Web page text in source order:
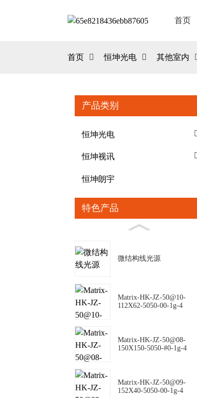
首页
首页 恒坤光电 其他室内
产品类别
恒坤光电
恒坤视讯
恒坤朗宇
特色产品
微结构线光源
Matrix-HK-JZ-50@10-
112X62-5050-00-1g-4
Matrix-HK-JZ-50@08-
150X150-5050-#0-1g-4
Matrix-HK-JZ-50@09-
152X40-5050-00-1g-4
Loading...
Loading...